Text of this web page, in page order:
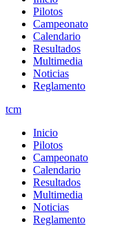
Pilotos
Campeonato
Calendario
Resultados
Multimedia
Noticias
Reglamento
tcm
Inicio
Pilotos
Campeonato
Calendario
Resultados
Multimedia
Noticias
Reglamento